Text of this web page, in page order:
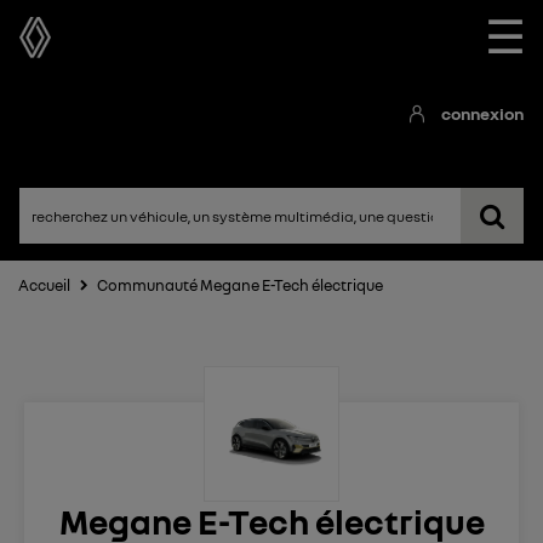
☰
connexion
Accueil Communauté Megane E-Tech électrique
Megane E-Tech électrique